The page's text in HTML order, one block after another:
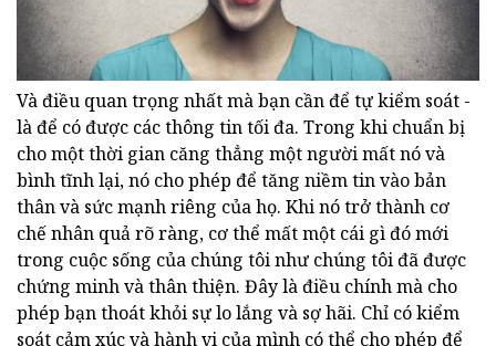
Và điều quan trọng nhất mà bạn cần để tự kiểm soát -
là để có được các thông tin tối đa. Trong khi chuẩn bị
cho một thời gian căng thẳng một người mất nó và
bình tĩnh lại, nó cho phép để tăng niềm tin vào bản
thân và sức mạnh riêng của họ. Khi nó trở thành cơ
chế nhân quả rõ ràng, cơ thể mất một cái gì đó mới
trong cuộc sống của chúng tôi như chúng tôi đã được
chứng minh và thân thiện. Đây là điều chính mà cho
phép bạn thoát khỏi sự lo lắng và sợ hãi. Chỉ có kiểm
soát cảm xúc và hành vi của mình có thể cho phép để